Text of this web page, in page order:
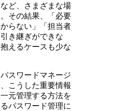
ど、さまざまな場
その結果、「必要
らない」「担当者
き継ぎができな
えるケースも少な
スワードマネージ
こうした重要情報
元管理する方法を
パスワード管理に